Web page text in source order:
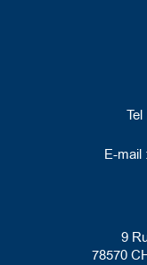
E-mail :
9
78570